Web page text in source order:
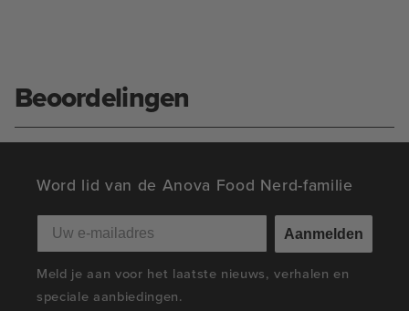
Beoordelingen
Word lid van de Anova Food Nerd-familie
Aanmelden
Meld je aan voor het laatste nieuws, verhalen en
speciale aanbiedingen.